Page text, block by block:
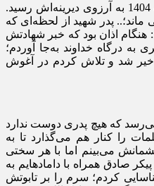
آقا صادق در روز یازدهم اسفندماه 1404 به آرزوی دیرینه‌اش رسید.
باقی ماند؛.. پدر شهید از لحظه‌ای که
اذان بود که خبر شهادتش
درگاه خداوند به‌جا آوردم؛
شد و تلاش کردم در آغوش
که هیچ پدری دوست ندارد
را کنار هم می‌گذارد تا به
می‌بینم اما با هر سختی
صادق همراه با دامادهایم به
کردم؛ سرم را بر تابوتش